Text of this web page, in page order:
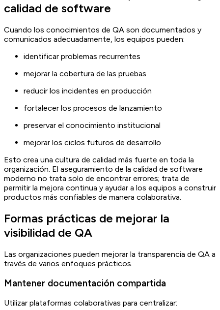
calidad de software
Cuando los conocimientos de QA son documentados y
comunicados adecuadamente, los equipos pueden:
identificar problemas recurrentes
mejorar la cobertura de las pruebas
reducir los incidentes en producción
fortalecer los procesos de lanzamiento
preservar el conocimiento institucional
mejorar los ciclos futuros de desarrollo
Esto crea una cultura de calidad más fuerte en toda la
organización. El aseguramiento de la calidad de software
moderno no trata solo de encontrar errores; trata de
permitir la mejora continua y ayudar a los equipos a construir
productos más confiables de manera colaborativa.
Formas prácticas de mejorar la
visibilidad de QA
Las organizaciones pueden mejorar la transparencia de QA a
través de varios enfoques prácticos.
Mantener documentación compartida
Utilizar plataformas colaborativas para centralizar: